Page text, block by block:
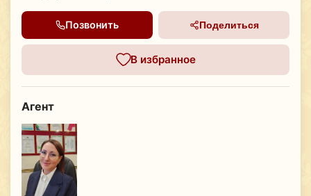
Позвонить Поделиться
В избранное
Агент